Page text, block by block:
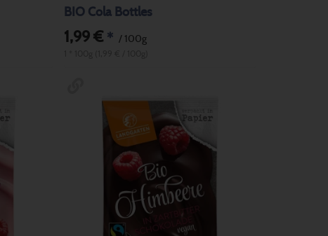
BIO Cola Bottles
1,99 € * / 100g